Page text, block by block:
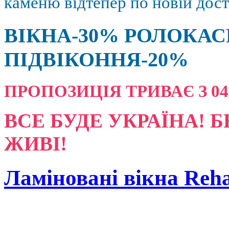
ВІКНА-30%
ПІДВІКОННЯ-20%
ПРОПОЗИЦІЯ ТРИВАЄ З
ВСЕ БУДЕ УКРАЇНА!
ЖИВІ!
Ламіновані вікна